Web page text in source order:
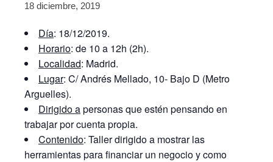
18 diciembre, 2019
Día: 18/12/2019.
Horario: de 10 a 12h (2h).
Localidad: Madrid.
Lugar: C/ Andrés Mellado, 10- Bajo D (Metro
Arguelles).
Dirigido apersonas que estén pensando en
trabajar por cuenta propia.
Contenido: Taller dirigido a mostrar las
herramientas para financiar un negocio y como